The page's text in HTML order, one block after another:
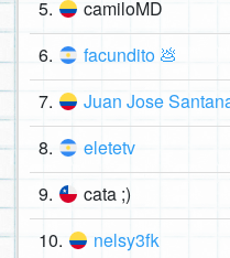
5. camiloMD
6. facundito 💩
7. Juan Jose
8. eletetv
9. cata ;)
10. nelsy3fk